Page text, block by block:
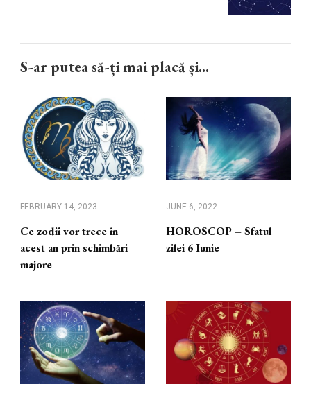
S-ar putea să-ți mai placă și...
FEBRUARY 14, 2023
Ce zodii vor trece în
acest an prin schimbări
majore
JUNE 6, 2022
HOROSCOP – Sfatul
zilei 6 Iunie